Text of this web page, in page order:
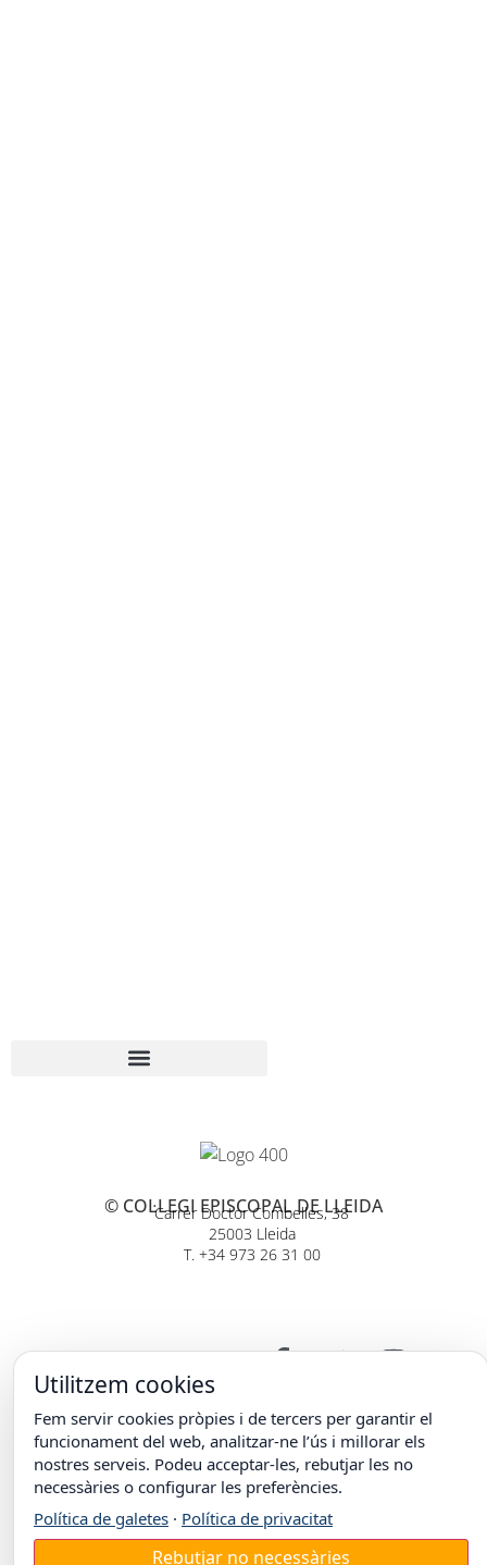
© COL·LEGI EPISCOPAL DE LLEIDA
Carrer Doctor Combelles, 38
25003 Lleida
T. +34 973 26 31 00
Utilitzem cookies
Fem servir cookies pròpies i de tercers per garantir el
funcionament del web, analitzar-ne l’ús i millorar els
nostres serveis. Podeu acceptar-les, rebutjar les no
necessàries o configurar les preferències.
Política de galetes · Política de privacitat
Rebutjar no necessàries